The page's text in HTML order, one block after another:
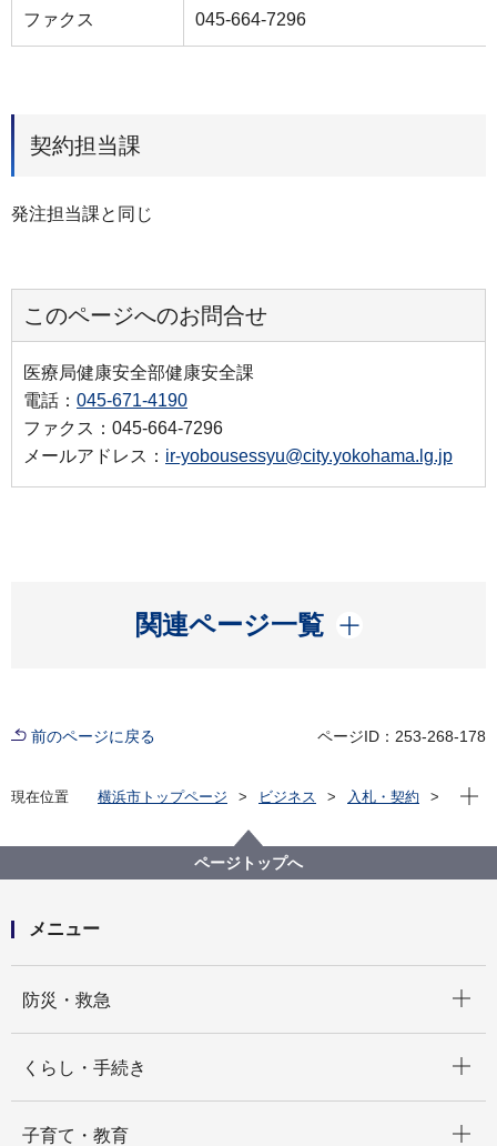
ファクス 045-664-7296
契約担当課
発注担当課と同じ
このページへのお問合せ
医療局健康安全部健康安全課
電話： 045-671-4190
ファクス：045-664-7296
メールアドレス： ir-yobousessyu@city.yokohama.lg.jp
関連ページ一覧
開く
前のページに戻る ページID：253-268-178
現在位置 横浜市トップページ ビジネス
入札・契約
【※終了しました】【入札結果掲載】【公募型指名競
争入札】風しん追加対策事業個別通知作業委託（未受
現在
ページトップへ
メニュー
防災・救急
くらし・手続き
子育て・教育